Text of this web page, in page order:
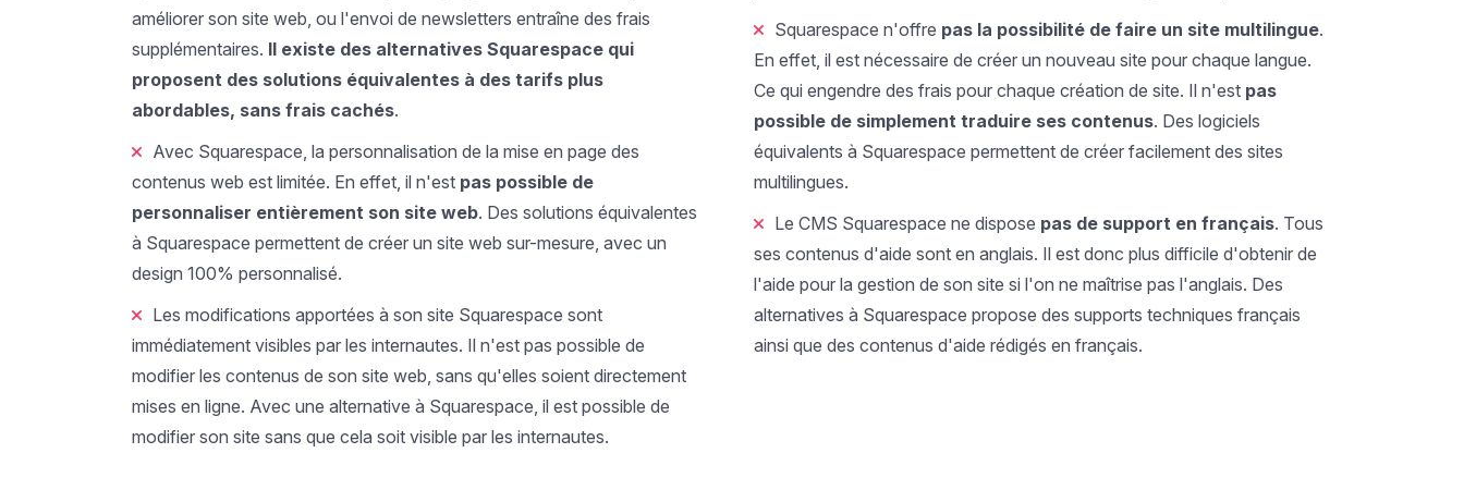
améliorer son site web, ou l'envoi de newsletters entraîne des frais
supplémentaires. Il existe des alternatives Squarespace qui
proposent des solutions équivalentes à des tarifs plus
abordables, sans frais cachés.
Avec Squarespace, la personnalisation de la mise en page des
contenus web est limitée. En effet, il n'est pas possible de
personnaliser entièrement son site web. Des solutions équivalentes
à Squarespace permettent de créer un site web sur-mesure, avec un
design 100% personnalisé.
Les modifications apportées à son site Squarespace sont
immédiatement visibles par les internautes. Il n'est pas possible de
modifier les contenus de son site web, sans qu'elles soient directement
mises en ligne. Avec une alternative à Squarespace, il est possible de
modifier son site sans que cela soit visible par les internautes.
Squarespace n'offre pas la possibilité de faire un site multilingue.
En effet, il est nécessaire de créer un nouveau site pour chaque langue.
Ce qui engendre des frais pour chaque création de site. Il n'est pas
possible de simplement traduire ses contenus. Des logiciels
équivalents à Squarespace permettent de créer facilement des sites
multilingues.
Le CMS Squarespace ne dispose pas de support en français. Tous
ses contenus d'aide sont en anglais. Il est donc plus difficile d'obtenir de
l'aide pour la gestion de son site si l'on ne maîtrise pas l'anglais. Des
alternatives à Squarespace propose des supports techniques français
ainsi que des contenus d'aide rédigés en français.